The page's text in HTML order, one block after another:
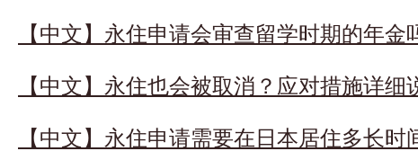
【中文】永住申请会审查留学时期的年金
【中文】永住也会被取消？应对措施详细
【中文】永住申请需要在日本居住多长时